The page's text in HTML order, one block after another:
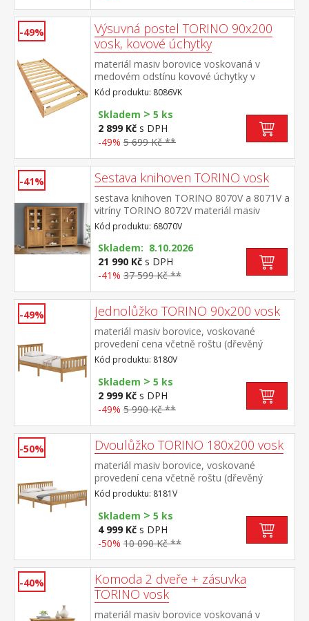
80 cm rozměr nástavce (š/h/v) 90 × 33 ×
100 cm
-49%
Výsuvná postel TORINO 90x200
vosk, kovové úchytky
materiál masiv borovice voskovaná v
medovém odstínu kovové úchytky v
barevném provedení černěná
mosaz výsuvná na kolečkách, cena bez
matrace maximální doporučená výška
matrace 14 cm doporučený rozměr
matrace 90 × 200 cm vhodná jako výsuvná
Kód produktu: 8086VK
Skladem > 5 ks
2 899 Kč s DPH
-49% 5 699 Kč **
-41% Sestava knihoven TORINO vosk
sestava knihoven TORINO 8070V a 8071V a
vitríny TORINO 8072V materiál masiv
borovice voskovaná v medovém
odstínu kovové úchytky v barevném
provedení černěná mosaz knihovna 8070V:
čtyři police knihovna 8071V: tři police, dvě
zásuvky s kovovými pojezdy vitrína 8072V:
police rozměr knihovny 8070V (š/h/v) 85 ×
37 × 190 cm rozměr knihovny 8071V (š/h/v)
85 × 37 × 190 cm rozměr vitríny 8072V
(š/h/v) 85 × 37 × 190 cm
Kód produktu: 68070V
Skladem: 8.10.2026
21 990 Kč s DPH
-41% 37 599 Kč **
-49% Jednolůžko TORINO 90x200 vosk
materiál masiv borovice, voskované
provedení cena včetně roštu (dřevěný
laťkový) bez matrace doporučený rozměr
matrace 90 × 200 cm
Kód produktu: 8180V
Skladem > 5 ks
2 999 Kč s DPH
-49% 5 990 Kč **
-50% Dvoulůžko TORINO 180x200 vosk
materiál masiv borovice, voskované
provedení cena včetně roštu (dřevěný
laťkový) bez matrace doporučený rozměr
matrace 180 × 200 cm nebo 2 kusy 90 ×
200 cm
Kód produktu: 8181V
Skladem > 5 ks
4 999 Kč s DPH
-50% 10 090 Kč **
-40%
Komoda 2 dveře + zásuvka
TORINO vosk
materiál masiv borovice voskovaná v